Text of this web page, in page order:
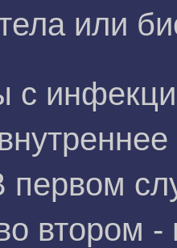
или
с
первом
втором -